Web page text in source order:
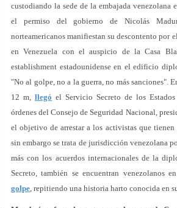
custodiando la sede de la embajada venezolana
el permiso del gobierno de Nicolás
norteamericanos manifiestan su descontento por
en Venezuela con el auspicio de la Casa
establishment estadounidense en el edificio
"No al golpe, no a la guerra, no más sanciones".
12 m, llegó el Servicio Secreto de los
órdenes del Consejo de Seguridad Nacional,
el objetivo de arrestar a los activistas que tienen
sin embargo se trata de jurisdicción venezolana
más con los acuerdos internacionales de la
Secreto, también se encuentran venezolanos
golpe , repitiendo una historia harto conocida en